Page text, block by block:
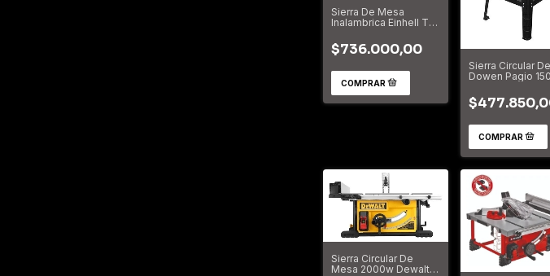
Sierra De Mesa
Inalambrica Einhell Te-
$736.000,00
Sierra Circular
Dowen Pagio
Sierra Circular De
Mesa 2000w Dewalt